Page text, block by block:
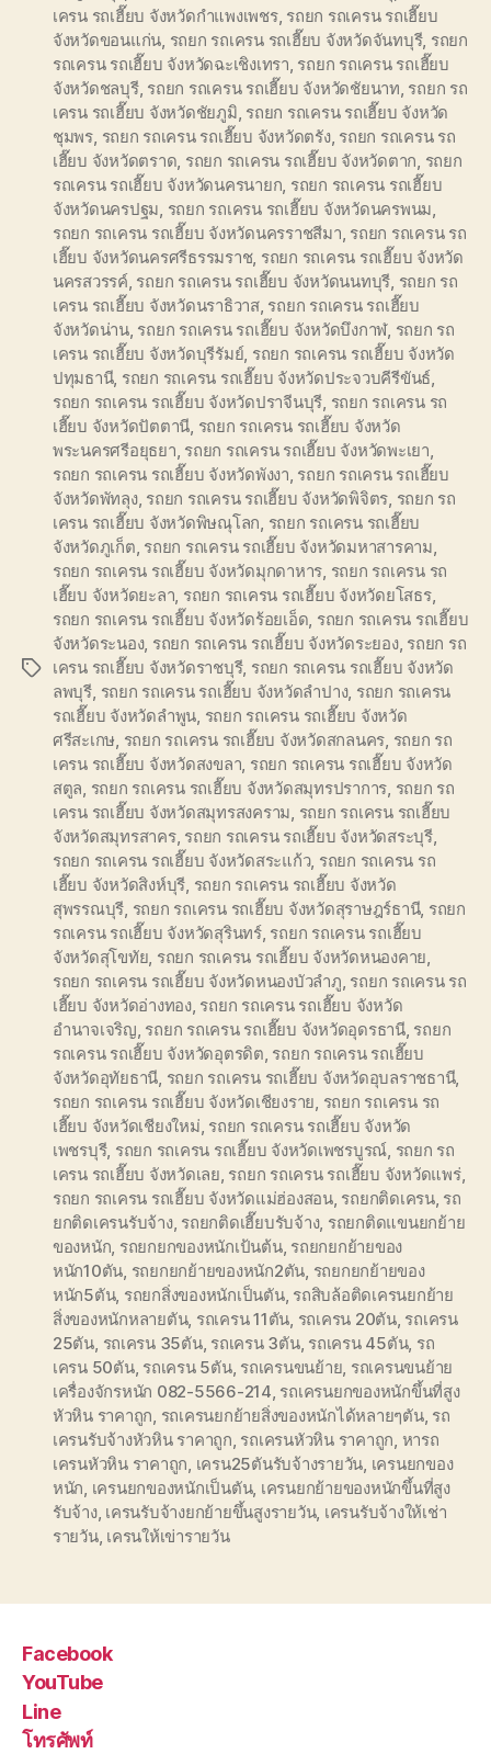
Tags
เครน รถเฮี๊ยบ จังหวัดกำแพงเพชร, รถยก รถเครน รถเฮี๊ยบ
จังหวัดขอนแก่น, รถยก รถเครน รถเฮี๊ยบ จังหวัดจันทบุรี, รถยก
รถเครน รถเฮี๊ยบ จังหวัดฉะเชิงเทรา, รถยก รถเครน รถเฮี๊ยบ
จังหวัดชลบุรี, รถยก รถเครน รถเฮี๊ยบ จังหวัดชัยนาท, รถยก รถ
เครน รถเฮี๊ยบ จังหวัดชัยภูมิ, รถยก รถเครน รถเฮี๊ยบ จังหวัด
ชุมพร, รถยก รถเครน รถเฮี๊ยบ จังหวัดตรัง, รถยก รถเครน รถ
เฮี๊ยบ จังหวัดตราด, รถยก รถเครน รถเฮี๊ยบ จังหวัดตาก, รถยก
รถเครน รถเฮี๊ยบ จังหวัดนครนายก, รถยก รถเครน รถเฮี๊ยบ
จังหวัดนครปฐม, รถยก รถเครน รถเฮี๊ยบ จังหวัดนครพนม,
รถยก รถเครน รถเฮี๊ยบ จังหวัดนครราชสีมา, รถยก รถเครน รถ
เฮี๊ยบ จังหวัดนครศรีธรรมราช, รถยก รถเครน รถเฮี๊ยบ จังหวัด
นครสวรรค์, รถยก รถเครน รถเฮี๊ยบ จังหวัดนนทบุรี, รถยก รถ
เครน รถเฮี๊ยบ จังหวัดนราธิวาส, รถยก รถเครน รถเฮี๊ยบ
จังหวัดน่าน, รถยก รถเครน รถเฮี๊ยบ จังหวัดบึงกาฬ, รถยก รถ
เครน รถเฮี๊ยบ จังหวัดบุรีรัมย์, รถยก รถเครน รถเฮี๊ยบ จังหวัด
ปทุมธานี, รถยก รถเครน รถเฮี๊ยบ จังหวัดประจวบคีรีขันธ์,
รถยก รถเครน รถเฮี๊ยบ จังหวัดปราจีนบุรี, รถยก รถเครน รถ
เฮี๊ยบ จังหวัดปัตตานี, รถยก รถเครน รถเฮี๊ยบ จังหวัด
พระนครศรีอยุธยา, รถยก รถเครน รถเฮี๊ยบ จังหวัดพะเยา,
รถยก รถเครน รถเฮี๊ยบ จังหวัดพังงา, รถยก รถเครน รถเฮี๊ยบ
จังหวัดพัทลุง, รถยก รถเครน รถเฮี๊ยบ จังหวัดพิจิตร, รถยก รถ
เครน รถเฮี๊ยบ จังหวัดพิษณุโลก, รถยก รถเครน รถเฮี๊ยบ
จังหวัดภูเก็ต, รถยก รถเครน รถเฮี๊ยบ จังหวัดมหาสารคาม,
รถยก รถเครน รถเฮี๊ยบ จังหวัดมุกดาหาร, รถยก รถเครน รถ
เฮี๊ยบ จังหวัดยะลา, รถยก รถเครน รถเฮี๊ยบ จังหวัดยโสธร,
รถยก รถเครน รถเฮี๊ยบ จังหวัดร้อยเอ็ด, รถยก รถเครน รถเฮี๊ยบ
จังหวัดระนอง, รถยก รถเครน รถเฮี๊ยบ จังหวัดระยอง, รถยก รถ
เครน รถเฮี๊ยบ จังหวัดราชบุรี, รถยก รถเครน รถเฮี๊ยบ จังหวัด
ลพบุรี, รถยก รถเครน รถเฮี๊ยบ จังหวัดลำปาง, รถยก รถเครน
รถเฮี๊ยบ จังหวัดลำพูน, รถยก รถเครน รถเฮี๊ยบ จังหวัด
ศรีสะเกษ, รถยก รถเครน รถเฮี๊ยบ จังหวัดสกลนคร, รถยก รถ
เครน รถเฮี๊ยบ จังหวัดสงขลา, รถยก รถเครน รถเฮี๊ยบ จังหวัด
สตูล, รถยก รถเครน รถเฮี๊ยบ จังหวัดสมุทรปราการ, รถยก รถ
เครน รถเฮี๊ยบ จังหวัดสมุทรสงคราม, รถยก รถเครน รถเฮี๊ยบ
จังหวัดสมุทรสาคร, รถยก รถเครน รถเฮี๊ยบ จังหวัดสระบุรี,
รถยก รถเครน รถเฮี๊ยบ จังหวัดสระแก้ว, รถยก รถเครน รถ
เฮี๊ยบ จังหวัดสิงห์บุรี, รถยก รถเครน รถเฮี๊ยบ จังหวัด
สุพรรณบุรี, รถยก รถเครน รถเฮี๊ยบ จังหวัดสุราษฎร์ธานี, รถยก
รถเครน รถเฮี๊ยบ จังหวัดสุรินทร์, รถยก รถเครน รถเฮี๊ยบ
จังหวัดสุโขทัย, รถยก รถเครน รถเฮี๊ยบ จังหวัดหนองคาย,
รถยก รถเครน รถเฮี๊ยบ จังหวัดหนองบัวลำภู, รถยก รถเครน รถ
เฮี๊ยบ จังหวัดอ่างทอง, รถยก รถเครน รถเฮี๊ยบ จังหวัด
อำนาจเจริญ, รถยก รถเครน รถเฮี๊ยบ จังหวัดอุดรธานี, รถยก
รถเครน รถเฮี๊ยบ จังหวัดอุตรดิต, รถยก รถเครน รถเฮี๊ยบ
จังหวัดอุทัยธานี, รถยก รถเครน รถเฮี๊ยบ จังหวัดอุบลราชธานี,
รถยก รถเครน รถเฮี๊ยบ จังหวัดเชียงราย, รถยก รถเครน รถ
เฮี๊ยบ จังหวัดเชียงใหม่, รถยก รถเครน รถเฮี๊ยบ จังหวัด
เพชรบุรี, รถยก รถเครน รถเฮี๊ยบ จังหวัดเพชรบูรณ์, รถยก รถ
เครน รถเฮี๊ยบ จังหวัดเลย, รถยก รถเครน รถเฮี๊ยบ จังหวัดแพร่,
รถยก รถเครน รถเฮี๊ยบ จังหวัดแม่ฮ่องสอน, รถยกติดเครน, รถ
ยกติดเครนรับจ้าง, รถยกติดเฮี๊ยบรับจ้าง, รถยกติดแขนยกย้าย
ของหนัก, รถยกยกของหนักเป้นต้น, รถยกยกย้ายของ
หนัก10ตัน, รถยกยกย้ายของหนัก2ตัน, รถยกยกย้ายของ
หนัก5ตัน, รถยกสิ่งของหนักเป็นตัน, รถสิบล้อติดเครนยกย้าย
สิ่งของหนักหลายตัน, รถเครน 11ตัน, รถเครน 20ตัน, รถเครน
25ตัน, รถเครน 35ตัน, รถเครน 3ตัน, รถเครน 45ตัน, รถ
เครน 50ตัน, รถเครน 5ตัน, รถเครนขนย้าย, รถเครนขนย้าย
เครื่องจักรหนัก 082-5566-214, รถเครนยกของหนักขึ้นที่สูง
หัวหิน ราคาถูก, รถเครนยกย้ายสิ่งของหนักได้หลายๆตัน, รถ
เครนรับจ้างหัวหิน ราคาถูก, รถเครนหัวหิน ราคาถูก, หารถ
เครนหัวหิน ราคาถูก, เครน25ตันรับจ้างรายวัน, เครนยกของ
หนัก, เครนยกของหนักเป็นตัน, เครนยกย้ายของหนักขึ้นที่สูง
รับจ้าง, เครนรับจ้างยกย้ายขึ้นสูงรายวัน, เครนรับจ้างให้เช่า
รายวัน, เครนให้เข่ารายวัน
Facebook
YouTube
Line
โทรศัพท์